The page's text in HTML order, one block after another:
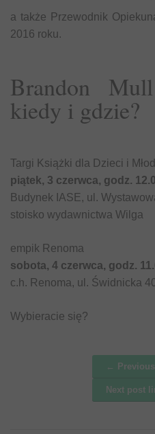
a także Przewodnik
2016 roku.
Brandon
kiedy i gdzie?
Targi Książki dla Dzieci i
piątek, 3 czerwca, godz.
Budynek IASE, ul.
stoisko wydawnictwa Wilga
empik Renoma
sobota, 4 czerwca, godz.
c.h. Renoma, ul. Świdnicka
Wybieracie się?
Post navigation
←
Next post